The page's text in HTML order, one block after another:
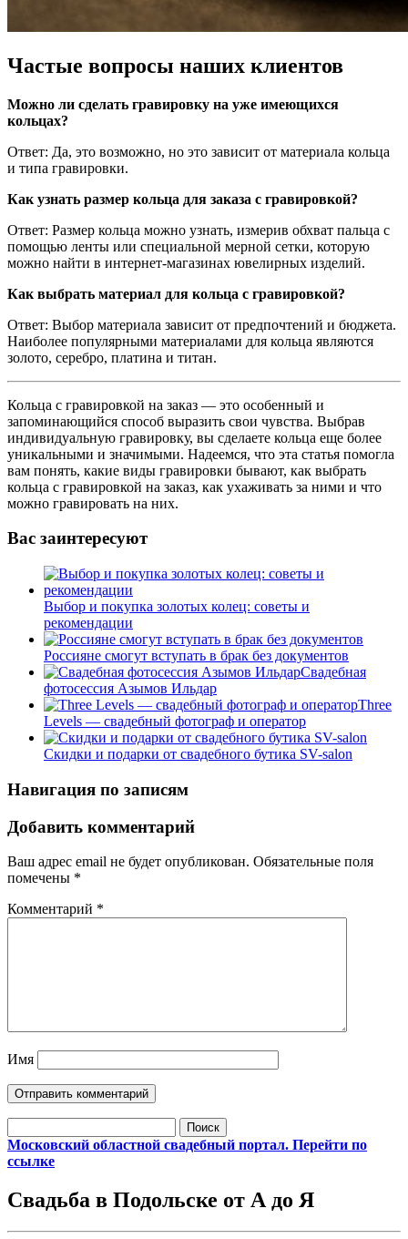
Частые вопросы наших клиентов
Можно ли сделать гравировку на уже имеющихся
кольцах?
Ответ: Да, это возможно, но это зависит от материала кольца
и типа гравировки.
Как узнать размер кольца для заказа с гравировкой?
Ответ: Размер кольца можно узнать, измерив обхват пальца с
помощью ленты или специальной мерной сетки, которую
можно найти в интернет-магазинах ювелирных изделий.
Как выбрать материал для кольца с гравировкой?
Ответ: Выбор материала зависит от предпочтений и бюджета.
Наиболее популярными материалами для кольца являются
золото, серебро, платина и титан.
Кольца с гравировкой на заказ — это особенный и
запоминающийся способ выразить свои чувства. Выбрав
индивидуальную гравировку, вы сделаете кольца еще более
уникальными и значимыми. Надеемся, что эта статья помогла
вам понять, какие виды гравировки бывают, как выбрать
кольца с гравировкой на заказ, как ухаживать за ними и что
можно гравировать на них.
Вас заинтересуют
Выбор и покупка золотых колец: советы и
рекомендации
Россияне смогут вступать в брак без документов
Свадебная
фотосессия Азымов Ильдар
Three
Levels — свадебный фотограф и оператор
Скидки и подарки от свадебного бутика SV-salon
Навигация по записям
Добавить комментарий
Ваш адрес email не будет опубликован. Обязательные поля
помечены *
Комментарий *
Имя
Московский областной свадебный портал. Перейти по
ссылке
Свадьба в Подольске от А до Я